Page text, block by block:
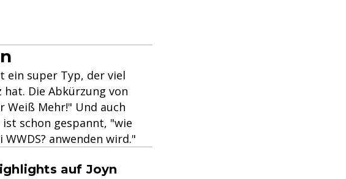
ein super Typ, der viel
Die Abkürzung von
Weiß Mehr!" Und auch
schon gespannt, "wie
anwenden wird."
auf Joyn